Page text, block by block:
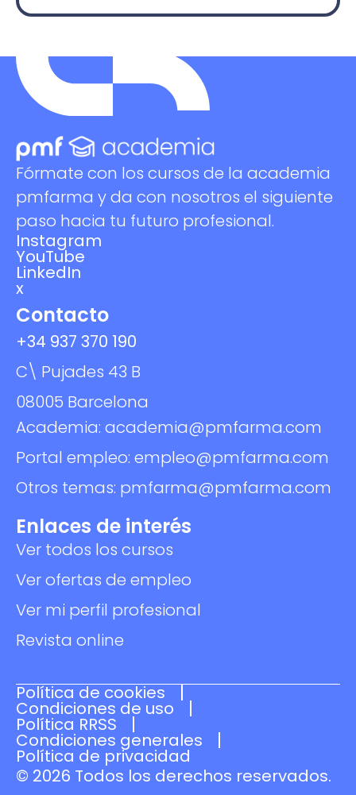
Fórmate con los cursos de la academia
pmfarma y da con nosotros el siguiente
paso hacia tu futuro profesional.
Instagram
YouTube
LinkedIn
x
Enlaces de interés
Ver todos los cursos
Ver ofertas de empleo
Ver mi perfil profesional
Revista online
Contacto
+34 937 370 190
C\ Pujades 43 B
08005 Barcelona
Academia: academia@pmfarma.com
Portal empleo: empleo@pmfarma.com
Otros temas: pmfarma@pmfarma.com
© 2026 Todos los derechos reservados.
Política de cookies
Condiciones de uso
Política RRSS
Condiciones generales
Política de privacidad